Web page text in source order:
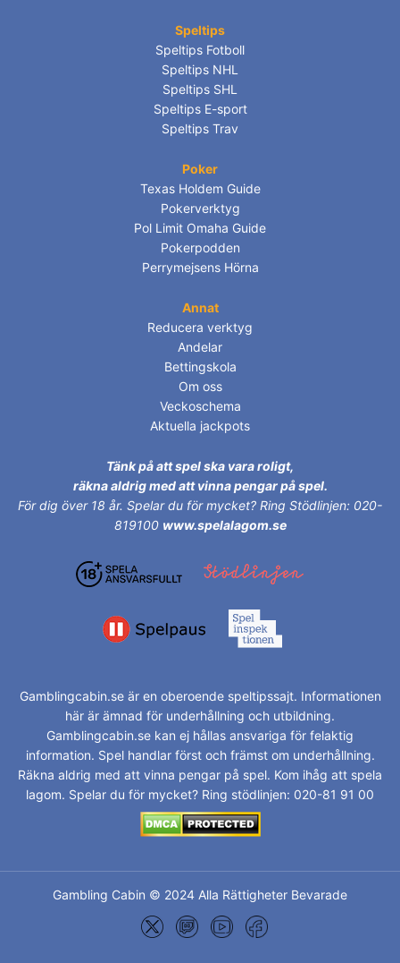
Speltips
Speltips Fotboll
Speltips NHL
Speltips SHL
Speltips E-sport
Speltips Trav
Poker
Texas Holdem Guide
Pokerverktyg
Pol Limit Omaha Guide
Pokerpodden
Perrymejsens Hörna
Annat
Reducera verktyg
Andelar
Bettingskola
Om oss
Veckoschema
Aktuella jackpots
Tänk på att spel ska vara roligt,
räkna aldrig med att vinna pengar på spel.
För dig över 18 år. Spelar du för mycket? Ring Stödlinjen: 020-
819100 www.spelalagom.se
Gamblingcabin.se är en oberoende speltipssajt. Informationen
här är ämnad för underhållning och utbildning.
Gamblingcabin.se kan ej hållas ansvariga för felaktig
information. Spel handlar först och främst om underhållning.
Räkna aldrig med att vinna pengar på spel. Kom ihåg att spela
lagom. Spelar du för mycket? Ring stödlinjen: 020-81 91 00
Gambling Cabin © 2024 Alla Rättigheter Bevarade